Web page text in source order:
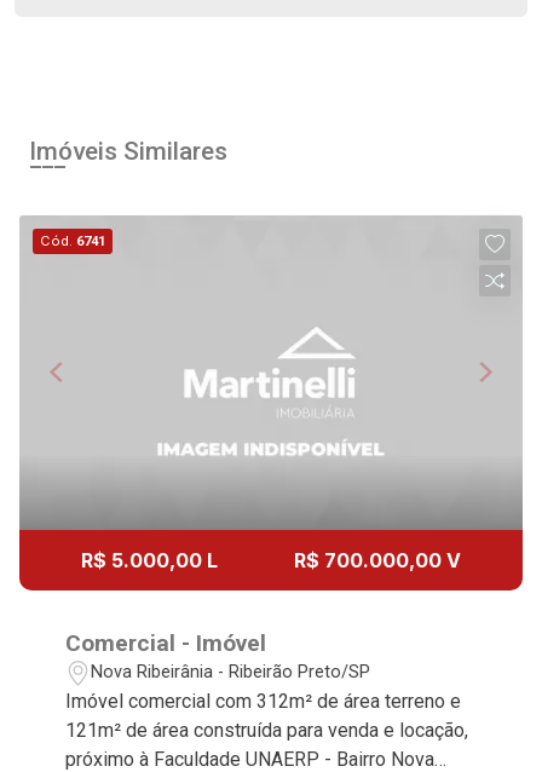
Imóveis Similares
Cód. 6741
R$ 5.000,00 L R$ 700.000,00 V
Comercial - Imóvel
Nova Ribeirânia - Ribeirão Preto/SP
Imóvel comercial com 312m² de área terreno e
121m² de área construída para venda e locação,
próximo à Faculdade UNAERP - Bairro Nova